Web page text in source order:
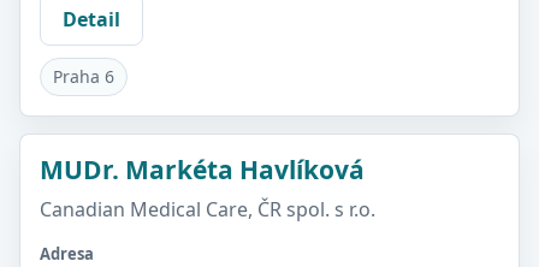
Detail
Praha 6
MUDr. Markéta Havlíková
Canadian Medical Care, ČR spol. s r.o.
Adresa